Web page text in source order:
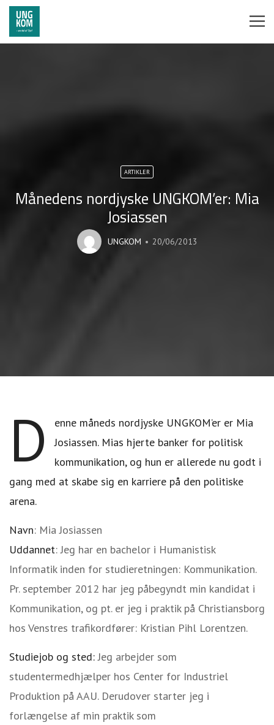
ARTIKLER
Månedens nordjyske UNGKOM’er: Mia
Josiassen
UNGKOM 20/06/2013
D
enne måneds nordjyske UNGKOM’er er Mia
Josiassen. Mias hjerte banker for politisk
kommunikation, og hun er allerede nu godt i
gang med at skabe sig en karriere på den politiske
arena.
Navn: Mia Josiassen
Uddannet: Jeg har en bachelor i Humanistisk
Informatik inden for studieretningen: Kommunikation.
Pr. september 2012 har jeg påbegyndt min kandidat i
Kommunikation, og pt. er jeg i praktik på Christiansborg
hos Venstres trafikordfører: Kristian Pihl Lorentzen.
Studiejob og sted:Jeg arbejder som
studentermedhjælper hos Center for Industriel
Produktion på AAU. Derudover starter jeg i
forlængelse af min praktik som